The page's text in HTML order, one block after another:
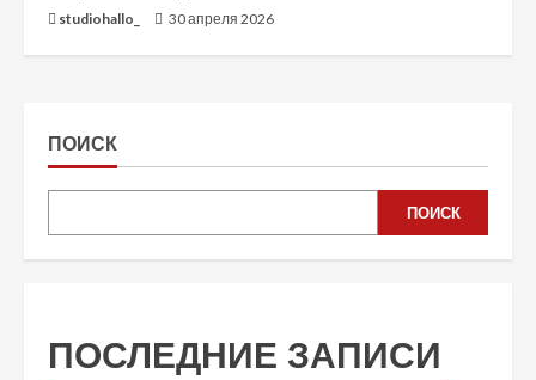
studiohallo_ 30 апреля 2026
ПОИСК
ПОИСК
ПОСЛЕДНИЕ ЗАПИСИ